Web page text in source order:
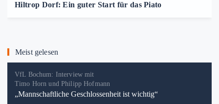
Hiltrop Dorf: Ein guter Start für das Piato
Meist gelesen
VfL Bochum: Interview mit
Timo Horn und Philipp Hofmann
„Mannschaftliche Geschlossenheit ist wichtig“